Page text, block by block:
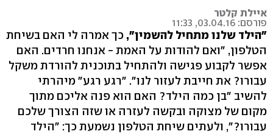
איילת קלטר
פורסם: 03.04.16, 11:33
"הילד שלנו מתחיל להשמין", כך אמרה לי האם בשיחת
הטלפון, "ואם להודות על האמת - אנחנו חרדים. האם
אפשר לקבוע פגישה ולהתחיל בתוכנית להורדת משקל
עבורו? את חייבת לעזור לנו". "רגע רגע" מיהרתי
להשיב "בן כמה הילד? האם הוא פנה אליכם מתוך
מקום של מצוקה ובקשה לעזרה או שזה הצורך שלכם
עבורו?", ולעתים שיחת הטלפון נשמעת כך: "הילד